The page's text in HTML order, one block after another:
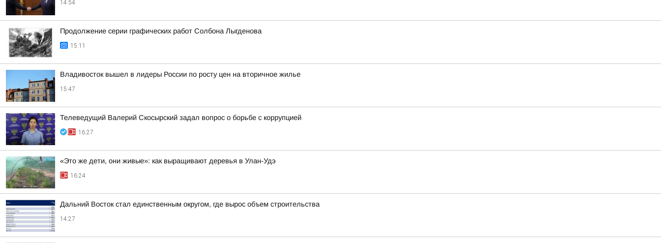
14:54
Продолжение серии графических работ Солбона Лыгденова
15:11
Владивосток вышел в лидеры России по росту цен на вторичное жилье
15:47
Телеведущий Валерий Скосырский задал вопрос о борьбе с коррупцией
16:27
«Это же дети, они живые»: как выращивают деревья в Улан-Удэ
16:24
Дальний Восток стал единственным округом, где вырос объем строительства
14:27